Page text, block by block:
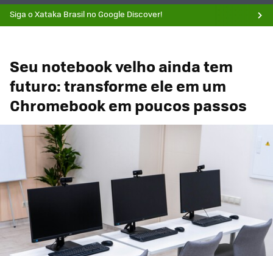
Siga o Xataka Brasil no Google Discover!
Seu notebook velho ainda tem
futuro: transforme ele em um
Chromebook em poucos passos